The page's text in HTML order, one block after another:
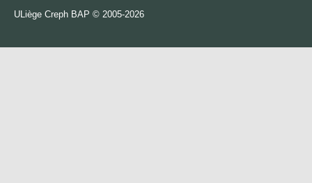
ULiège Creph BAP © 2005-2026